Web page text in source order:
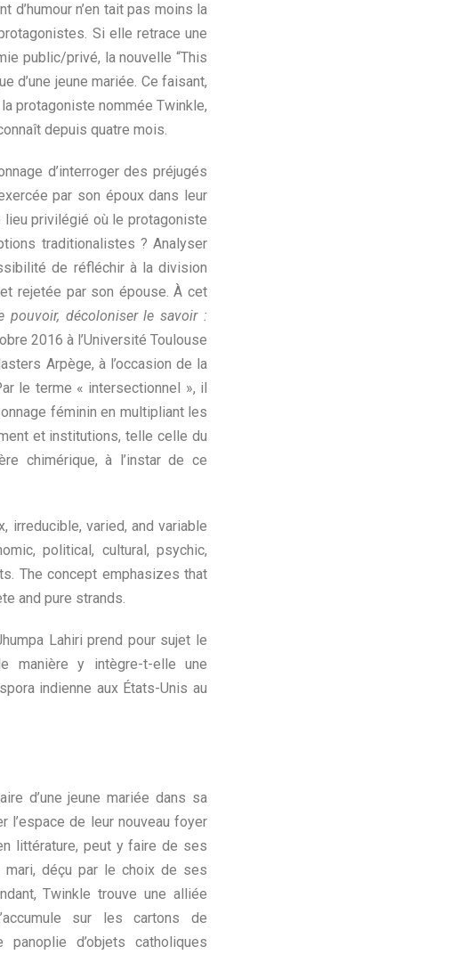
d’humour n’en tait pas moins la
Si elle retrace une
public/privé, la nouvelle “This
d’une jeune mariée. Ce faisant,
protagoniste nommée Twinkle,
depuis quatre mois.
d’interroger des préjugés
par son époux dans leur
lieu privilégié où le protagoniste
traditionalistes ? Analyser
de réfléchir à la division
rejetée par son épouse. À cet
pouvoir, décoloniser le savoir :
2016 à l’Université Toulouse
Arpège, à l’occasion de la
le terme « intersectionnel », il
féminin en multipliant les
et institutions, telle celle du
chimérique, à l’instar de ce
irreducible, varied, and variable
political, cultural, psychic,
The concept emphasizes that
and pure strands.
Lahiri prend pour sujet le
manière y intègre-t-elle une
indienne aux États-Unis au
d’une jeune mariée dans sa
l’espace de leur nouveau foyer
littérature, peut y faire de ses
mari, déçu par le choix de ses
Twinkle trouve une alliée
sur les cartons de
d’objets catholiques